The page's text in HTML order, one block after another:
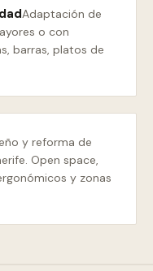
Adaptación de
o con
barras, platos de
y reforma de
Open space,
y zonas